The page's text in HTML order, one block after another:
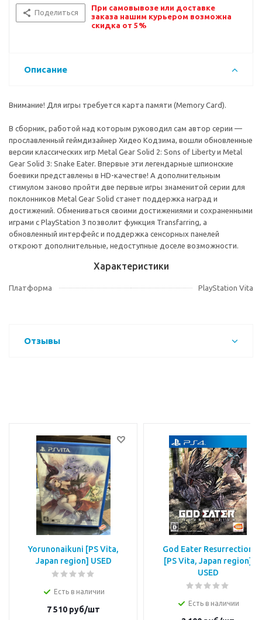
Поделиться
При самовывозе или доставке
заказа нашим курьером возможна
скидка от 5%
Описание
Внимание! Для игры требуется карта памяти (Memory Card).
В сборник, работой над которым руководил сам автор серии —
прославленный геймдизайнер Хидео Кодзима, вошли обновленные
версии классических игр Metal Gear Solid 2: Sons of Liberty и Metal
Gear Solid 3: Snake Eater. Впервые эти легендарные шпионские
боевики представлены в HD-качестве! А дополнительным
стимулом заново пройти две первые игры знаменитой серии для
поклонников Metal Gear Solid станет поддержка наград и
достижений. Обмениваться своими достижениями и сохраненными
играми с PlayStation 3 позволит функция Transfarring, а
обновленный интерфейс и поддержка сенсорных панелей
откроют дополнительные, недоступные доселе возможности.
Характеристики
Платформа PlayStation Vita
Отзывы
Yorunonaikuni [PS Vita,
Japan region] USED
Есть в наличии
7 510 руб/шт
God Eater Resurrection
[PS Vita, Japan region]
USED
Есть в наличии